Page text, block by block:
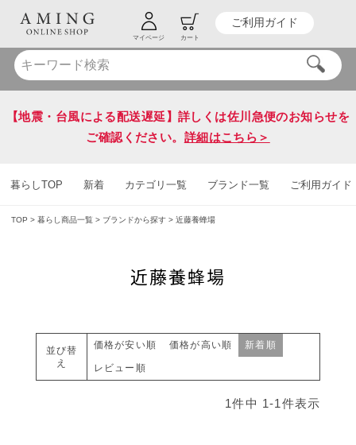
マイページ カート
ご利用ガイド
HOT KEY WORD #炭八 #送料無料
【地震・台風による配送遅延】詳しくは佐川急便のお知らせを
ご確認ください。 詳細はこちら＞
暮らしTOP 新着 カテゴリ一覧 ブランド一覧 ご利用ガイド
TOP 暮らし商品一覧 ブランドから探す 近藤養蜂場
近藤養蜂場
並び替
え
価格が安い順 価格が高い順 新着順
レビュー順
1件中 1-1 件表示